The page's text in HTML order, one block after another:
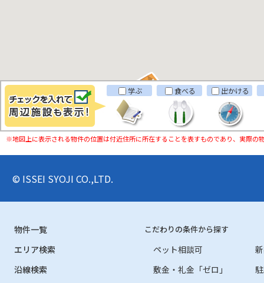
学ぶ 食べる 出かける
※地図上に表示される物件の位置は付近住所に所在することを表すものであり、実際の
© ISSEI SYOJI CO.,LTD.
物件一覧
エリア検索
沿線検索
こだわりの条件から探す
ペット相談可
敷金・礼金「ゼロ」